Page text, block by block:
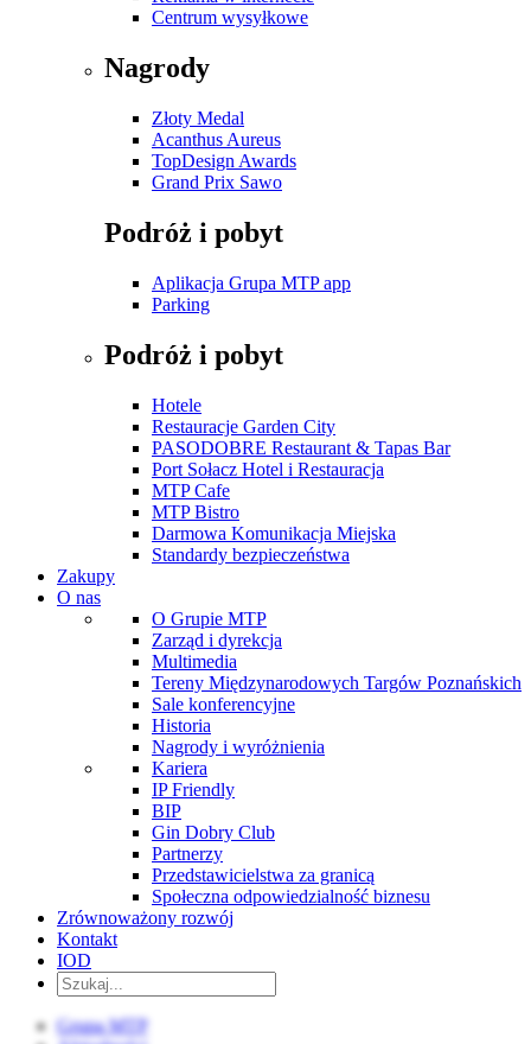
Centrum wysyłkowe
Nagrody
Złoty Medal
Acanthus Aureus
TopDesign Awards
Grand Prix Sawo
Podróż i pobyt
Aplikacja Grupa MTP app
Parking
Podróż i pobyt
Hotele
Restauracje Garden City
PASODOBRE Restaurant & Tapas Bar
Port Sołacz Hotel i Restauracja
MTP Cafe
MTP Bistro
Darmowa Komunikacja Miejska
Standardy bezpieczeństwa
Zakupy
O nas
O Grupie MTP
Zarząd i dyrekcja
Multimedia
Tereny Międzynarodowych Targów Poznańskich
Sale konferencyjne
Historia
Nagrody i wyróżnienia
Kariera
IP Friendly
BIP
Gin Dobry Club
Partnerzy
Przedstawicielstwa za granicą
Społeczna odpowiedzialność biznesu
Zrównoważony rozwój
Kontakt
IOD
Grupa MTP